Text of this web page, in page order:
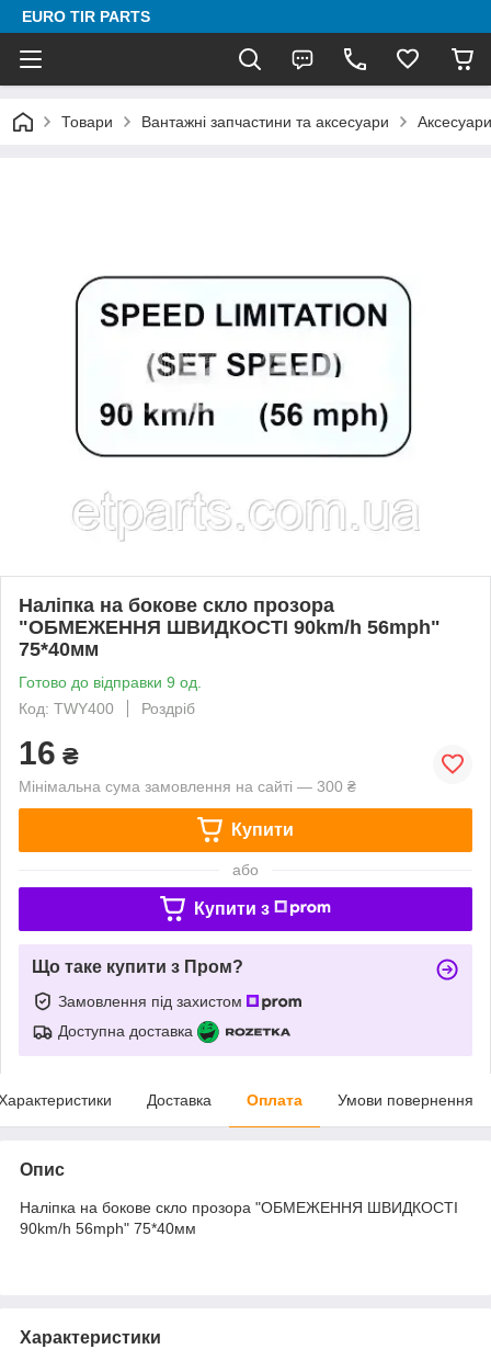
EURO TIR PARTS
Товари Вантажні запчастини та аксесуари
Наліпка на бокове скло прозора
"ОБМЕЖЕННЯ ШВИДКОСТІ 90km/h 56mph"
75*40мм
Готово до відправки 9 од.
Код: TWY400
Роздріб
16 ₴
Мінімальна сума замовлення на сайті — 300 ₴
Купити
або
Купити з
Що таке купити з Пром?
Замовлення під захистом
Доступна доставка
Доставка Оплата Умови повернення
Опис
Наліпка на бокове скло прозора "ОБМЕЖЕННЯ ШВИДКОСТІ
90km/h 56mph" 75*40мм
Характеристики